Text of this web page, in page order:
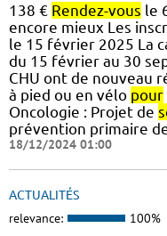
138 € Rendez-vous le
encore mieux Les
le 15 février 2025 La
du 15 février au 30
CHU ont de nouveau
à pied ou en vélo pour
Oncologie : Projet de
prévention primaire
18/12/2024 01:00
ACTUALITÉS
relevance: 100%